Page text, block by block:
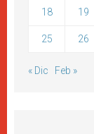
18 19
25 26
« Dic Feb »